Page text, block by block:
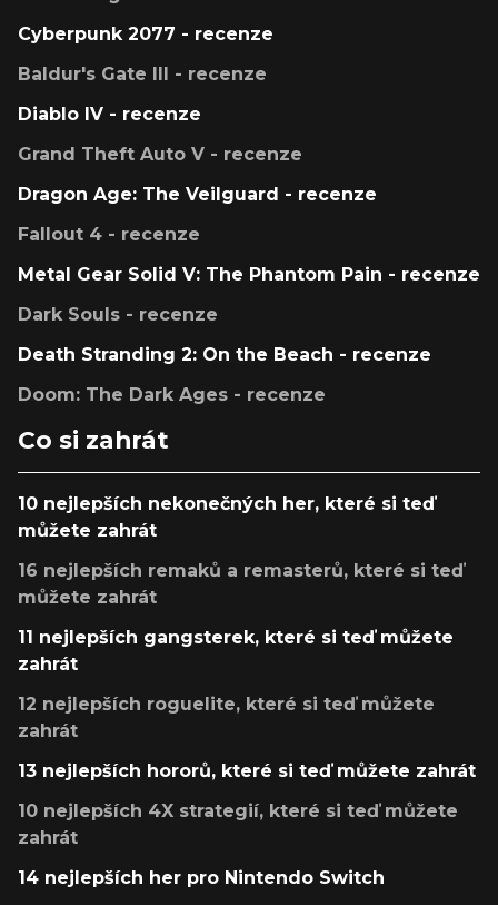
Cyberpunk 2077 - recenze
Baldur's Gate III - recenze
Diablo IV - recenze
Grand Theft Auto V - recenze
Dragon Age: The Veilguard - recenze
Fallout 4 - recenze
Metal Gear Solid V: The Phantom Pain - recenze
Dark Souls - recenze
Death Stranding 2: On the Beach - recenze
Doom: The Dark Ages - recenze
Co si zahrát
10 nejlepších nekonečných her, které si teď
můžete zahrát
16 nejlepších remaků a remasterů, které si teď
můžete zahrát
11 nejlepších gangsterek, které si teď můžete
zahrát
12 nejlepších roguelite, které si teď můžete
zahrát
13 nejlepších hororů, které si teď můžete zahrát
10 nejlepších 4X strategií, které si teď můžete
zahrát
14 nejlepších her pro Nintendo Switch